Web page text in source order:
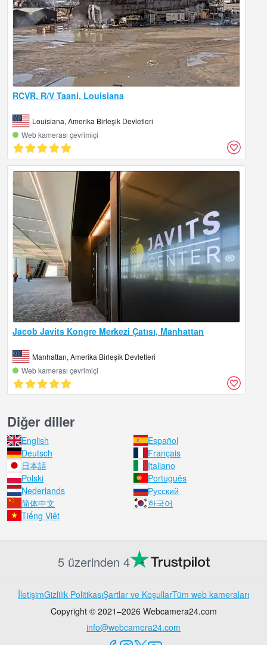
RCVR, R/V Taani, Louisiana
Louisiana, Amerika Birleşik Devletleri
Web kamerası çevrimiçi
Jacob Javits Kongre Merkezi Çatısı, Manhattan
Manhattan, Amerika Birleşik Devletleri
Web kamerası çevrimiçi
Diğer diller
English
Español
Deutsch
Français
日本語
Italiano
Polski
Português
Nederlands
Русский
简体中文
한국어
Tiếng Việt
5 üzerinden 4
İletişimGizlilik PolitikasıŞartlar ve KoşullarTüm web kameraları
Copyright © 2021–2026 Webcamera24.com
info@webcamera24.com